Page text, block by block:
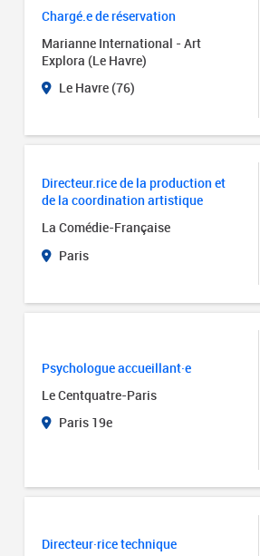
Chargé.e de réservation
Marianne International - Art
Explora (Le Havre)
Le Havre (76)
Directeur.rice de la production et
de la coordination artistique
La Comédie-Française
Paris
Psychologue accueillant·e
Le Centquatre-Paris
Paris 19e
Directeur·rice technique